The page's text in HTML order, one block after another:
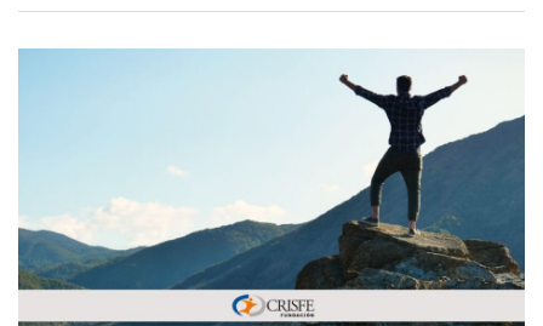
Education